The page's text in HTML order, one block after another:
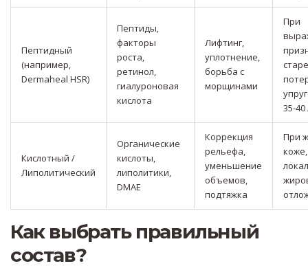
Пептидный
(например,
Dermaheal HSR)
Пептиды,
факторы
роста,
ретинол,
гиалуроновая
кислота
Лифтинг,
уплотнение,
борьба с
морщинами
При
35-40
Кислотный /
Липолитический
Органические
кислоты,
липолитики,
DMAE
Коррекция
рельефа,
уменьшение
объемов,
подтяжка
При
Как выбрать правильный
состав?